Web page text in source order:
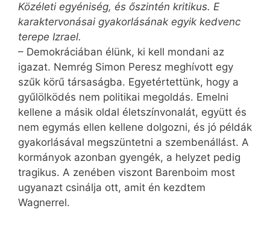
Közéleti egyéniség, és őszintén kritikus. E
karaktervonásai gyakorlásának egyik kedvenc
terepe Izrael.
– Demokráciában élünk, ki kell mondani az
igazat. Nemrég Simon Peresz meghívott egy
szűk körű társaságba. Egyetértettünk, hogy a
gyűlölködés nem politikai megoldás. Emelni
kellene a másik oldal életszínvonalát, együtt és
nem egymás ellen kellene dolgozni, és jó példák
gyakorlásával megszüntetni a szembenállást. A
kormányok azonban gyengék, a helyzet pedig
tragikus. A zenében viszont Barenboim most
ugyanazt csinálja ott, amit én kezdtem
Wagnerrel.